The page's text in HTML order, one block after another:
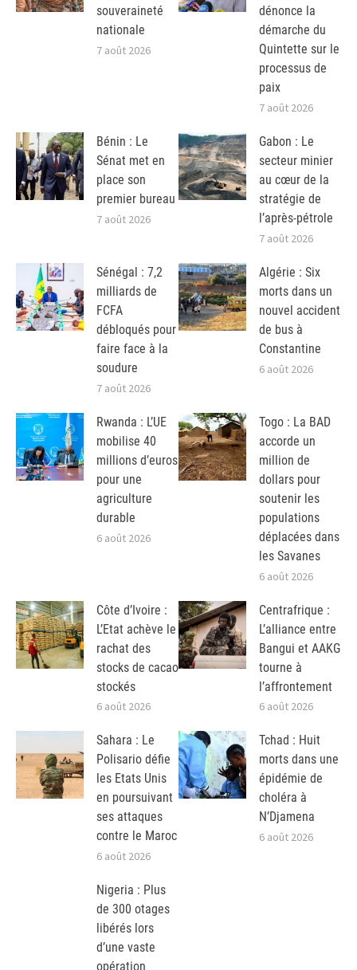
souveraineté
nationale
7 août 2026
dénonce la
démarche du
Quintette sur le
processus de
paix
7 août 2026
Bénin : Le
Sénat met en
place son
premier bureau
7 août 2026
Gabon : Le
secteur minier
au cœur de la
stratégie de
l’après-pétrole
7 août 2026
Sénégal : 7,2
milliards de
FCFA
débloqués pour
faire face à la
soudure
7 août 2026
Algérie : Six
morts dans un
nouvel accident
de bus à
Constantine
6 août 2026
Rwanda : L’UE
mobilise 40
millions d’euros
pour une
agriculture
durable
6 août 2026
Togo : La BAD
accorde un
million de
dollars pour
soutenir les
populations
déplacées dans
les Savanes
6 août 2026
Côte d’Ivoire :
L’Etat achève le
rachat des
stocks de cacao
stockés
6 août 2026
Centrafrique :
L’alliance entre
Bangui et AAKG
tourne à
l’affrontement
6 août 2026
Sahara : Le
Polisario défie
les Etats Unis
en poursuivant
ses attaques
contre le Maroc
6 août 2026
Tchad : Huit
morts dans une
épidémie de
choléra à
N’Djamena
6 août 2026
Nigeria : Plus
de 300 otages
libérés lors
d’une vaste
opération